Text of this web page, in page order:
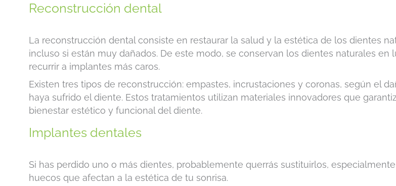
Reconstrucción dental
La reconstrucción dental consiste en restaurar la salud y la estética de los dientes
incluso si están muy dañados. De este modo, se conservan los dientes naturales en
recurrir a implantes más caros.
Existen tres tipos de reconstrucción: empastes, incrustaciones y coronas, según el
haya sufrido el diente. Estos tratamientos utilizan materiales innovadores que
bienestar estético y funcional del diente.
Implantes dentales
Si has perdido uno o más dientes, probablemente querrás sustituirlos,
huecos que afectan a la estética de tu sonrisa.